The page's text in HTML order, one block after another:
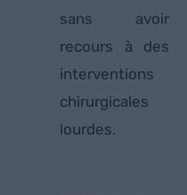
sans avoir
recours à des
interventions
chirurgicales
lourdes.